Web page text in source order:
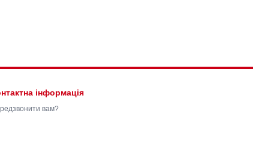
інформація
вам?